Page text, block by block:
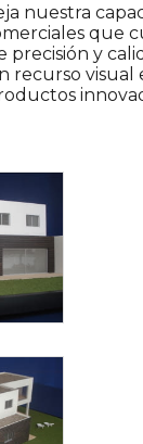
nuestra
que
precisión y
recurso visual